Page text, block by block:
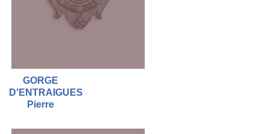
GORGE
D'ENTRAIGUES
Pierre